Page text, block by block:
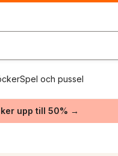
Spel och pussel
upp till 50% →